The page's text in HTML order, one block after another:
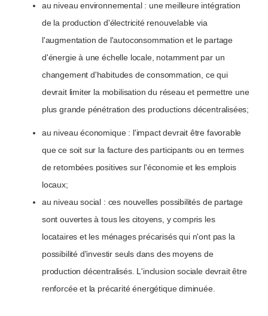
au niveau environnemental : une meilleure intégration
de la production d'électricité renouvelable via
l'augmentation de l'autoconsommation et le partage
d'énergie à une échelle locale, notamment par un
changement d'habitudes de consommation, ce qui
devrait limiter la mobilisation du réseau et permettre une
plus grande pénétration des productions décentralisées;
au niveau économique : l'impact devrait être favorable
que ce soit sur la facture des participants ou en termes
de retombées positives sur l'économie et les emplois
locaux;
au niveau social : ces nouvelles possibilités de partage
sont ouvertes à tous les citoyens, y compris les
locataires et les ménages précarisés qui n'ont pas la
possibilité d'investir seuls dans des moyens de
production décentralisés. L'inclusion sociale devrait être
renforcée et la précarité énergétique diminuée.